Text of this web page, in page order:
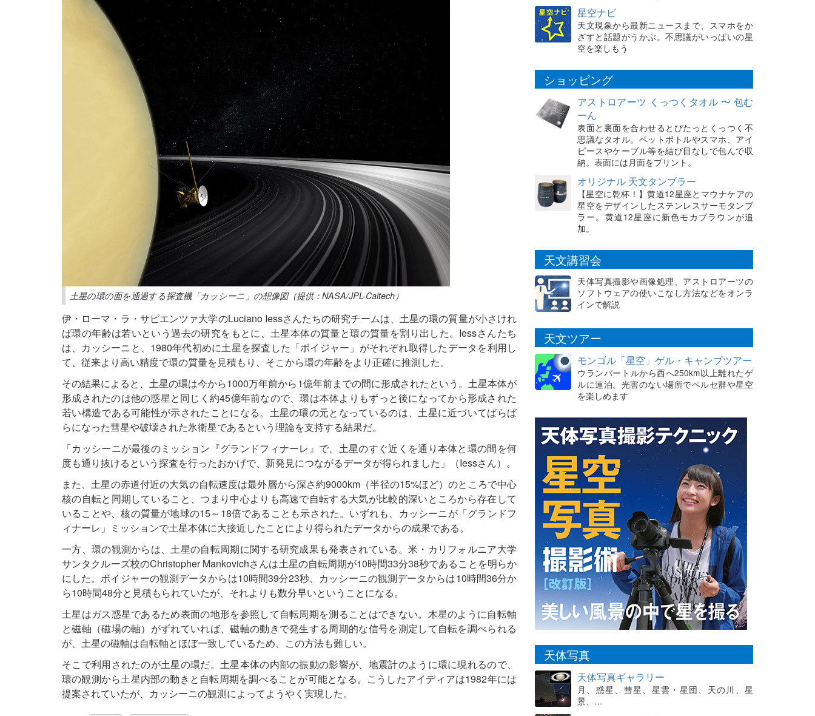
土星の環の面を通過する探査機「カッシーニ」の想像図（提供：NASA/JPL-Caltech）
伊・ローマ・ラ・サピエンツァ大学のLuciano Iessさんたちの研究チームは、土星の環の質量が小さけれ
ば環の年齢は若いという過去の研究をもとに、土星本体の質量と環の質量を割り出した。Iessさんたち
は、カッシーニと、1980年代初めに土星を探査した「ボイジャー」がそれぞれ取得したデータを利用し
て、従来より高い精度で環の質量を見積もり、そこから環の年齢をより正確に推測した。
その結果によると、土星の環は今から1000万年前から1億年前までの間に形成されたという。土星本体が
形成されたのは他の惑星と同じく約45億年前なので、環は本体よりもずっと後になってから形成された
若い構造である可能性が示されたことになる。土星の環の元となっているのは、土星に近づいてばらば
らになった彗星や破壊された氷衛星であるという理論を支持する結果だ。
「カッシーニが最後のミッション『グランドフィナーレ』で、土星のすぐ近くを通り本体と環の間を何
度も通り抜けるという探査を行ったおかげで、新発見につながるデータが得られました」（Iessさん）。
また、土星の赤道付近の大気の自転速度は最外層から深さ約9000km（半径の15%ほど）のところで中心
核の自転と同期していること、つまり中心よりも高速で自転する大気が比較的深いところから存在して
いることや、核の質量が地球の15～18倍であることも示された。いずれも、カッシーニが「グランドフ
ィナーレ」ミッションで土星本体に大接近したことにより得られたデータからの成果である。
一方、環の観測からは、土星の自転周期に関する研究成果も発表されている。米・カリフォルニア大学
サンタクルーズ校のChristopher Mankovichさんは土星の自転周期が10時間33分38秒であることを明らか
にした。ボイジャーの観測データからは10時間39分23秒、カッシーニの観測データからは10時間36分か
ら10時間48分と見積もられていたが、それよりも数分早いということになる。
土星はガス惑星であるため表面の地形を参照して自転周期を測ることはできない。木星のように自転軸
と磁軸（磁場の軸）がずれていれば、磁軸の動きで発生する周期的な信号を測定して自転を調べられる
が、土星の磁軸は自転軸とほぼ一致しているため、この方法も難しい。
そこで利用されたのが土星の環だ。土星本体の内部の振動の影響が、地震計のように環に現れるので、
環の観測から土星内部の動きと自転周期を調べることが可能となる。こうしたアイディアは1982年には
提案されていたが、カッシーニの観測によってようやく実現した。
星空ナビ
天文現象から最新ニュースまで、スマホをか
ざすと話題がうかぶ。不思議がいっぱいの星
空を楽しもう
ショッピング
アストロアーツ くっつくタオル 〜 包む
ーん
表面と裏面を合わせるとぴたっとくっつく不
思議なタオル。ペットボトルやスマホ、アイ
ピースやケーブル等を結び目なしで包んで収
納。表面には月面をプリント。
オリジナル 天文タンブラー
【星空に乾杯！】黄道12星座とマウナケアの
星空をデザインしたステンレスサーモタンブ
ラー。黄道12星座に新色モカブラウンが追
加。
天文講習会
天体写真撮影や画像処理、アストロアーツの
ソフトウェアの使いこなし方法などをオンラ
インで解説
天文ツアー
モンゴル「星空」ゲル・キャンプツアー
ウランバートルから西へ250km以上離れたゲ
ルに連泊。光害のない場所でペルセ群や星空
を楽しめます
天体写真
天体写真ギャラリー
月、惑星、彗星、星雲・星団、天の川、星
景、…